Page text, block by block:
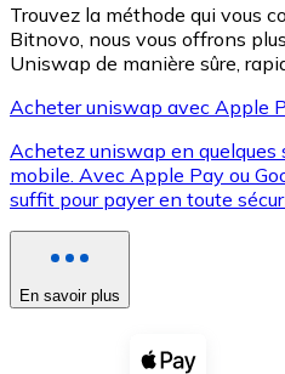
XRP
XRP
Voir toutes
Coupons crypto
Trouvez la méthode qui vous
Bitnovo, nous vous offrons
Uniswap de manière sûre,
Acheter uniswap avec Apple
Achetez uniswap en quelques
mobile. Avec Apple Pay ou
suffit pour payer en toute
En savoir plus